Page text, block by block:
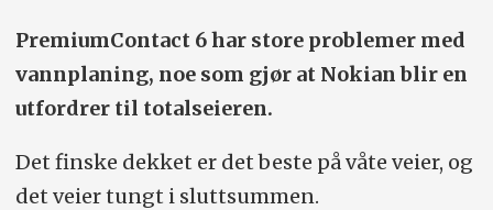
PremiumContact 6 har store problemer med
vannplaning, noe som gjør at Nokian blir en
utfordrer til totalseieren.
Det finske dekket er det beste på våte veier, og
det veier tungt i sluttsummen.